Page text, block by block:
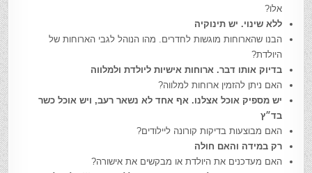
אלו?
ללא שינוי. יש תינוקיה
הבנו שהארוחות מוגשות לחדרים. מהו הנוהל לגבי הארוחות של
היולדת?
בדיוק אותו דבר. ארוחות אישיות ליולדת ולמלווה
האם ניתן להזמין ארוחות למלווה?
יש מספיק אוכל אצלנו. אף אחד לא נשאר רעב, ויש אוכל כשר
בד״ץ
האם מבוצעות בדיקות קורונה ליילודים?
רק במידה והאם חולה
האם מעדכנים את היולדת או מבקשים את אישורה?